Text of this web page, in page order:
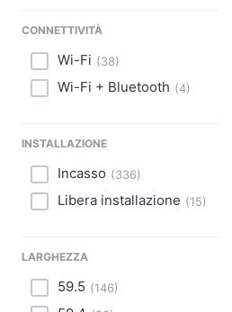
CONNETTIVITÀ
Wi-Fi (38)
Wi-Fi + Bluetooth (4)
INSTALLAZIONE
Incasso (336)
Libera installazione (15)
LARGHEZZA
59.5 (146)